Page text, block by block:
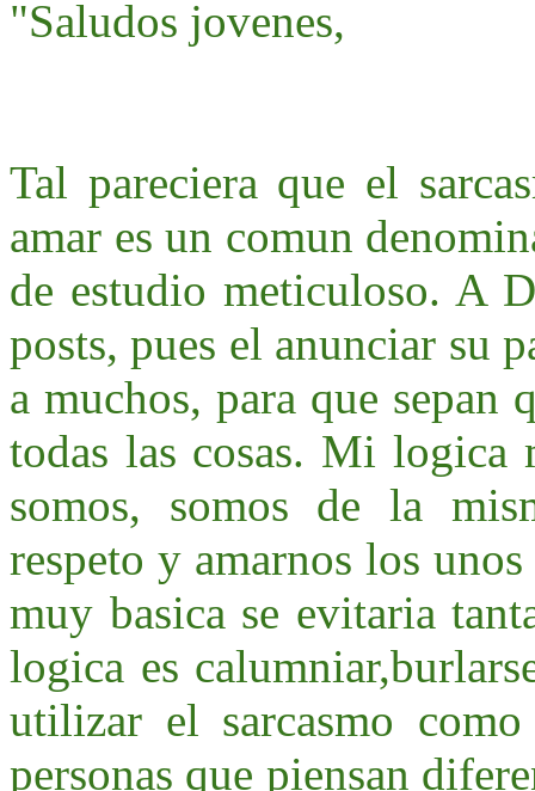
"Saludos jovenes,
Tal pareciera que el
amar es un comun
de estudio meticuloso. A
posts, pues el anunciar su
a muchos, para que
todas las cosas. Mi logica
somos, somos de la
respeto y amarnos los
muy basica se evitaria
logica es
utilizar el sarcasmo
personas que piensan